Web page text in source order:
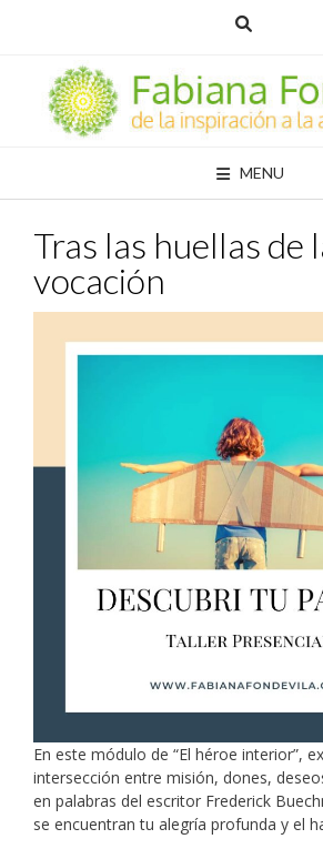
MENU
Tras las huellas de
vocación
En este módulo de “El héroe interior”,
intersección entre misión, dones,
en palabras del escritor Frederick
se encuentran tu alegría profunda y el